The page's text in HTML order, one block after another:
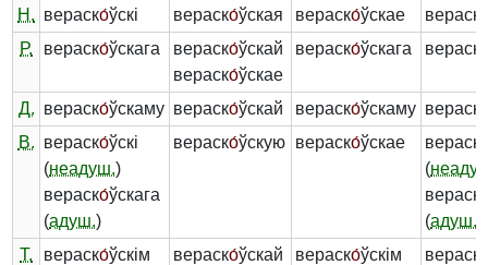
Н. вераско́ўскі вераско́ўская вераско́ўскае вераск
Р.
вераско́ўскага вераско́ўскай
вераско́ўскае
вераско́ўскага вераск
Д. вераско́ўскаму вераско́ўскай вераско́ўскаму вераск
В. вераско́ўскі
(неадуш.)
вераско́ўскага
(адуш.)
вераско́ўскую вераско́ўскае вераск
(
вераск
(адуш.
Т.
вераско́ўскім вераско́ўскай
вераско́ўскім вераск